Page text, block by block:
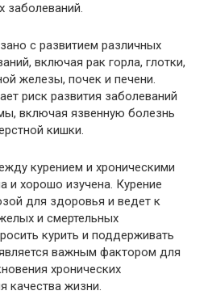
заболеваний.
с развитием различных
включая рак горла, глотки,
железы, почек и печени.
риск развития заболеваний
включая язвенную болезнь
кишки.
курением и хроническими
и хорошо изучена. Курение
для здоровья и ведет к
и смертельных
курить и поддерживать
важным фактором для
хронических
качества жизни.